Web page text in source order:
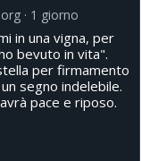
1 giorno
in una vigna, per
bevuto in vita".
per firmamento
segno indelebile.
pace e riposo.